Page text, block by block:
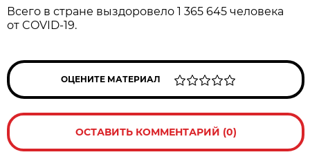
Всего в стране выздоровело 1 365 645 человека
от COVID-19.
ОЦЕНИТЕ МАТЕРИАЛ
ОСТАВИТЬ КОММЕНТАРИЙ (0)